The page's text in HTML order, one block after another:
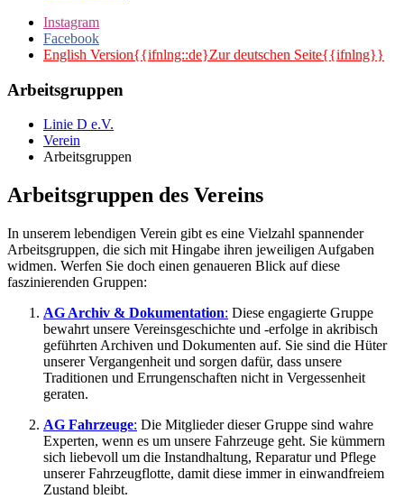
Instagram
Facebook
English Version{{ifnlng::de}Zur deutschen Seite{{ifnlng}}
Arbeitsgruppen
Linie D e.V.
Verein
Arbeitsgruppen
Arbeitsgruppen des Vereins
In unserem lebendigen Verein gibt es eine Vielzahl spannender
Arbeitsgruppen, die sich mit Hingabe ihren jeweiligen Aufgaben
widmen. Werfen Sie doch einen genaueren Blick auf diese
faszinierenden Gruppen:
AG Archiv & Dokumentation: Diese engagierte Gruppe
bewahrt unsere Vereinsgeschichte und -erfolge in akribisch
geführten Archiven und Dokumenten auf. Sie sind die Hüter
unserer Vergangenheit und sorgen dafür, dass unsere
Traditionen und Errungenschaften nicht in Vergessenheit
geraten.
AG Fahrzeuge: Die Mitglieder dieser Gruppe sind wahre
Experten, wenn es um unsere Fahrzeuge geht. Sie kümmern
sich liebevoll um die Instandhaltung, Reparatur und Pflege
unserer Fahrzeugflotte, damit diese immer in einwandfreiem
Zustand bleibt.